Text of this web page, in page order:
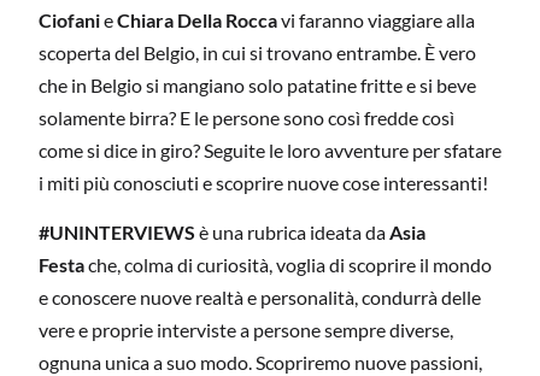
CiofanieChiara Della Roccavi faranno viaggiare alla
scoperta del Belgio, in cui si trovano entrambe. È vero
che in Belgio si mangiano solo patatine fritte e si beve
solamente birra? E le persone sono così fredde così
come si dice in giro? Seguite le loro avventure per sfatare
i miti più conosciuti e scoprire nuove cose interessanti!
#UNINTERVIEWS è una rubrica ideata daAsia
Festache, colma di curiosità, voglia di scoprire il mondo
e conoscere nuove realtà e personalità, condurrà delle
vere e proprie interviste a persone sempre diverse,
ognuna unica a suo modo. Scopriremo nuove passioni,